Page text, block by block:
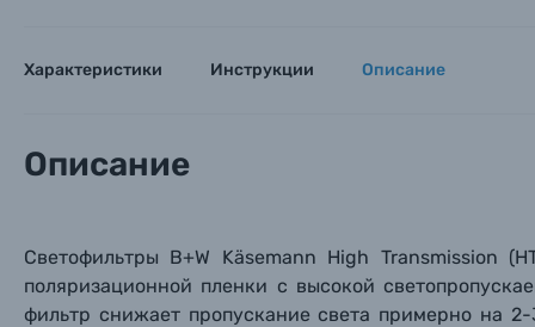
Мы
Мы
Пленочные фотоаппараты
Фотокамеры моментальной печати
Видеокамеры
Характеристики Инструкции Описание
Описание
Светофильтры B+W Käsemann High Transmission
поляризационной пленки с высокой
фильтр снижает пропускание света примерно на
Мы